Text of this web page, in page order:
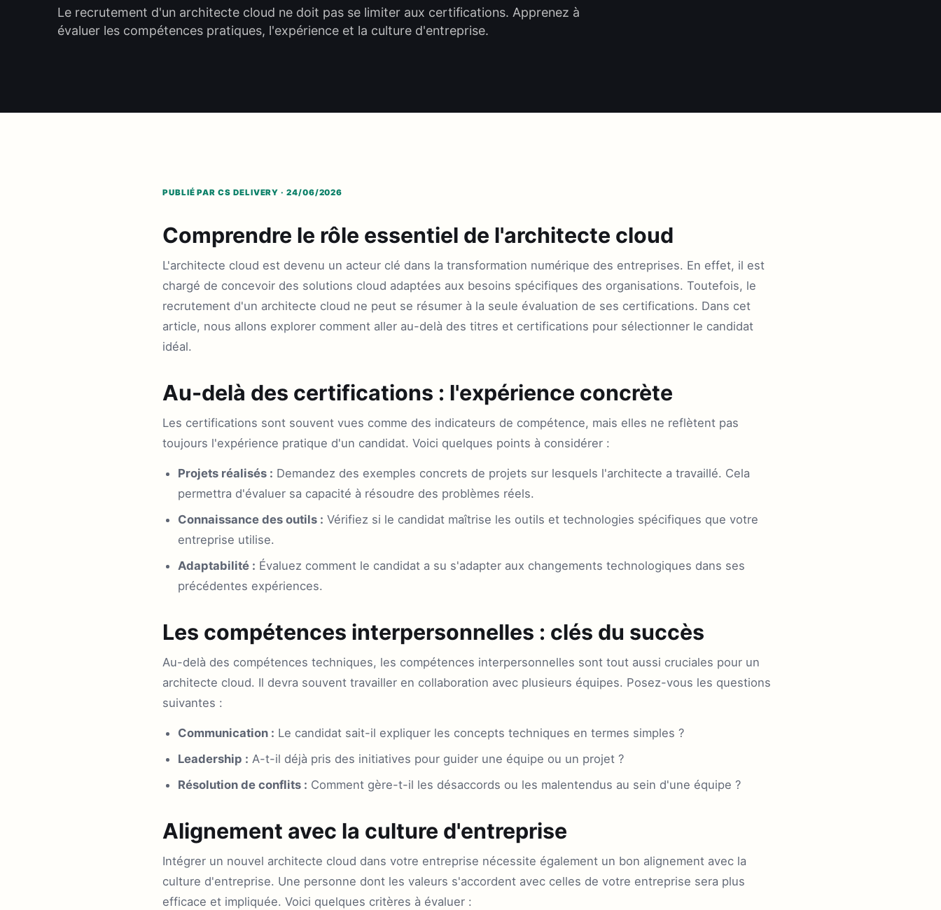
Le recrutement d'un architecte cloud ne doit pas se limiter aux certifications. Apprenez à
évaluer les compétences pratiques, l'expérience et la culture d'entreprise.
PUBLIÉ PAR CS DELIVERY · 24/06/2026
Comprendre le rôle essentiel de l'architecte cloud
L'architecte cloud est devenu un acteur clé dans la transformation numérique des entreprises. En effet, il est
chargé de concevoir des solutions cloud adaptées aux besoins spécifiques des organisations. Toutefois, le
recrutement d'un architecte cloud ne peut se résumer à la seule évaluation de ses certifications. Dans cet
article, nous allons explorer comment aller au-delà des titres et certifications pour sélectionner le candidat
idéal.
Au-delà des certifications : l'expérience concrète
Les certifications sont souvent vues comme des indicateurs de compétence, mais elles ne reflètent pas
toujours l'expérience pratique d'un candidat. Voici quelques points à considérer :
Projets réalisés : Demandez des exemples concrets de projets sur lesquels l'architecte a travaillé. Cela
permettra d'évaluer sa capacité à résoudre des problèmes réels.
Connaissance des outils : Vérifiez si le candidat maîtrise les outils et technologies spécifiques que votre
entreprise utilise.
Adaptabilité : Évaluez comment le candidat a su s'adapter aux changements technologiques dans ses
précédentes expériences.
Les compétences interpersonnelles : clés du succès
Au-delà des compétences techniques, les compétences interpersonnelles sont tout aussi cruciales pour un
architecte cloud. Il devra souvent travailler en collaboration avec plusieurs équipes. Posez-vous les questions
suivantes :
Communication : Le candidat sait-il expliquer les concepts techniques en termes simples ?
Leadership : A-t-il déjà pris des initiatives pour guider une équipe ou un projet ?
Résolution de conflits : Comment gère-t-il les désaccords ou les malentendus au sein d'une équipe ?
Alignement avec la culture d'entreprise
Intégrer un nouvel architecte cloud dans votre entreprise nécessite également un bon alignement avec la
culture d'entreprise. Une personne dont les valeurs s'accordent avec celles de votre entreprise sera plus
efficace et impliquée. Voici quelques critères à évaluer :